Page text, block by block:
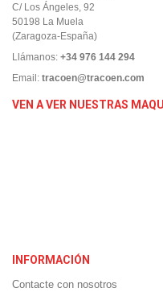
C/ Los Ángeles, 92
50198 La Muela
(Zaragoza-España)
Llámanos: +34 976 144 294
Email: tracoen@tracoen.com
VEN A VER NUESTRAS
INFORMACIÓN
Contacte con nosotros